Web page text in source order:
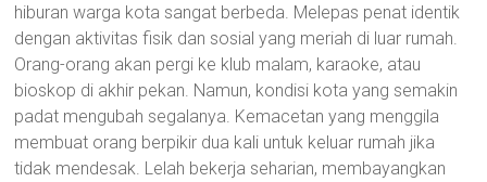
hiburan warga kota sangat berbeda. Melepas penat identik
dengan aktivitas fisik dan sosial yang meriah di luar rumah.
Orang-orang akan pergi ke klub malam, karaoke, atau
bioskop di akhir pekan. Namun, kondisi kota yang semakin
padat mengubah segalanya. Kemacetan yang menggila
membuat orang berpikir dua kali untuk keluar rumah jika
tidak mendesak. Lelah bekerja seharian, membayangkan